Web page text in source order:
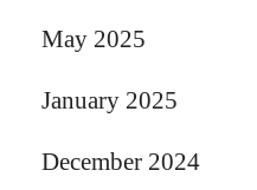
May 2025
January 2025
December 2024